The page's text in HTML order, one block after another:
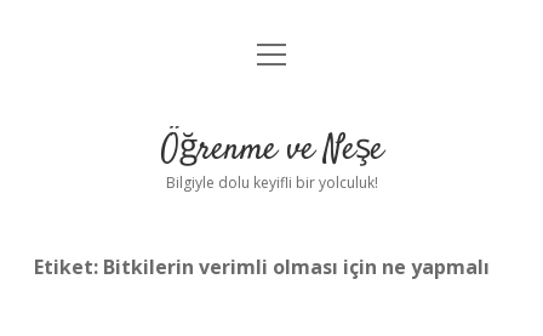
Anasayfa
Yasal Uyarı
menüyü
Öğrenme ve Neşe
Bilgiyle dolu keyifli bir yolculuk!
Etiket: Bitkilerin verimli olması için ne yapmalı